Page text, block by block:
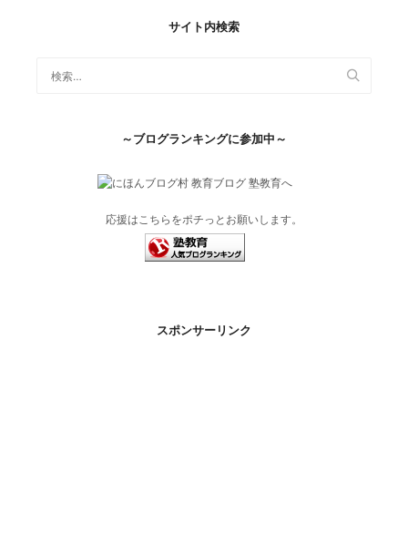
サイト内検索
～ブログランキングに参加中～
応援はこちらをポチっとお願いします。
スポンサーリンク